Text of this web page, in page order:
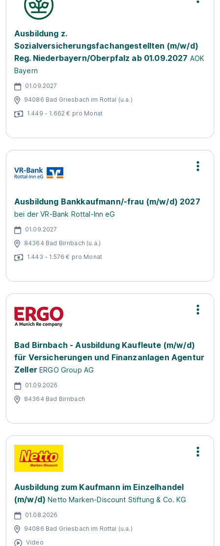
Ausbildung z.
Sozialversicherungsfachangestellten (m/w/d)
Reg. Niederbayern/Oberpfalz ab 01.09.2027 AOK
Bayern
01.09.2027
94086 Bad Griesbach im Rottal (u.a.)
1.449 - 1.662 € pro Monat
Ausbildung Bankkaufmann/-frau (m/w/d) 2027
bei der VR-Bank Rottal-Inn eG
01.09.2027
84364 Bad Birnbach (u.a.)
1.443 - 1.576 € pro Monat
Bad Birnbach - Ausbildung Kaufleute (m/w/d)
für Versicherungen und Finanzanlagen Agentur
Zeller ERGO Group AG
01.09.2026
84364 Bad Birnbach
Ausbildung zum Kaufmann im Einzelhandel
(m/w/d) Netto Marken-Discount Stiftung & Co. KG
01.08.2026
94086 Bad Griesbach im Rottal (u.a.)
Video